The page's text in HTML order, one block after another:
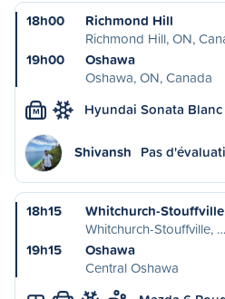
18h00
Richmond Hill
Richmond Hill, ON,
19h00
Oshawa
Oshawa, ON, Canada
M Hyundai Sonata
Shivansh Pas
18h15
Whitchurch-Stouffville
Whitchurch-Stouffville, …
19h15
Oshawa
Central Oshawa